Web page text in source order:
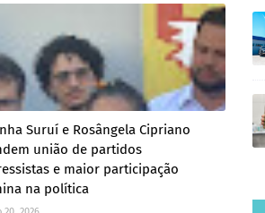
Suruí e Rosângela Cipriano
união de partidos
e maior participação
na política